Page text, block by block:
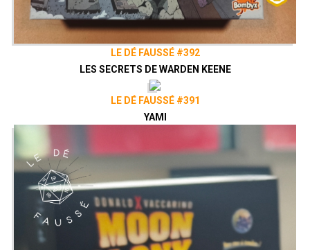
LE DÉ FAUSSÉ #392
LES SECRETS DE WARDEN KEENE
LE DÉ FAUSSÉ #391
YAMI